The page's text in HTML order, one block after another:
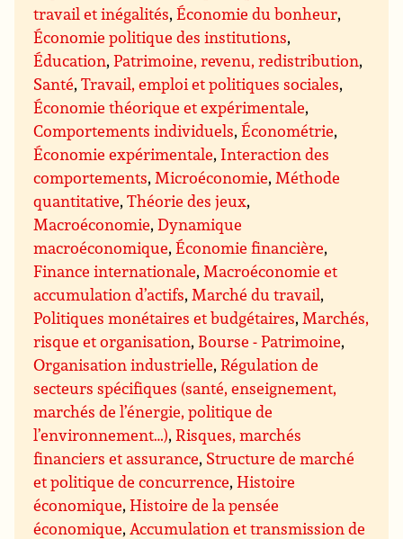
travail et inégalités,Économie du bonheur,
Économie politique des institutions,
Éducation,Patrimoine, revenu, redistribution,
Santé,Travail, emploi et politiques sociales,
Économie théorique et expérimentale,
Comportements individuels,Économétrie,
Économie expérimentale, Interaction des
comportements, Microéconomie, Méthode
quantitative,Théorie des jeux,
Macroéconomie,Dynamique
macroéconomique,Économie financière,
Finance internationale, Macroéconomie et
accumulation d’actifs, Marché du travail,
Politiques monétaires et budgétaires, Marchés,
risque et organisation, Bourse - Patrimoine,
Organisation industrielle,Régulation de
secteurs spécifiques (santé, enseignement,
marchés de l’énergie, politique de
l’environnement…),Risques, marchés
financiers et assurance, Structure de marché
et politique de concurrence,Histoire
économique,Histoire de la pensée
économique, Accumulation et transmission de